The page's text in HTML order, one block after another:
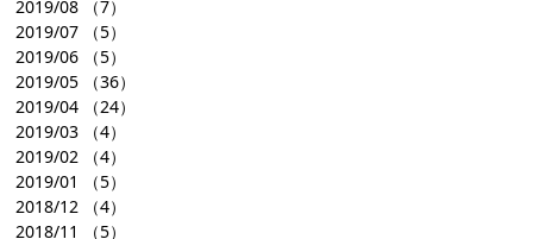
2019/08 （7）
2019/07 （5）
2019/06 （5）
2019/05 （36）
2019/04 （24）
2019/03 （4）
2019/02 （4）
2019/01
（5）
2018/12 （4）
2018/11
（5）